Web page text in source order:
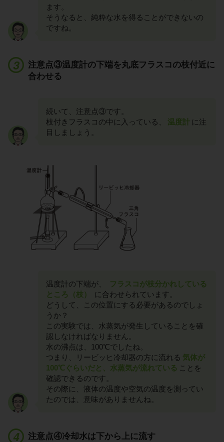
ます。
そうなると、純粋な水を得ることができないの
ですね。
注意点③温度計の下端を丸底フラスコの枝付近に
合わせる
続いて、注意点③です。
枝付きフラスコの中に入っている、
温度計 に注
目しましょう。
温度計の下端が、
フラスコが枝分かれしている
ところ（枝）
に合わせられています。
どうして、この位置にする必要があるのでしょ
うか？
この実験では、水蒸気が発生していることを確
認しなければなりません。
水の沸点は、100℃でしたね。
つまり、リービッヒ冷却器の方に流れる 気体が
100℃ぐらいだと、水蒸気が流れている ことを
確認できるのです。
その際に、液体の温度や空気の温度を測ってい
たのでは、意味がありませんね。
注意点④冷却水は下から上に流す